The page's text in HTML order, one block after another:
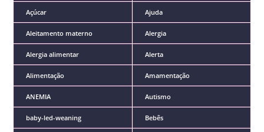
Açúcar Ajuda
Aleitamento materno Alergia
Alergia alimentar Alerta
Alimentação Amamentação
ANEMIA Autismo
baby-led-weaning Bebês